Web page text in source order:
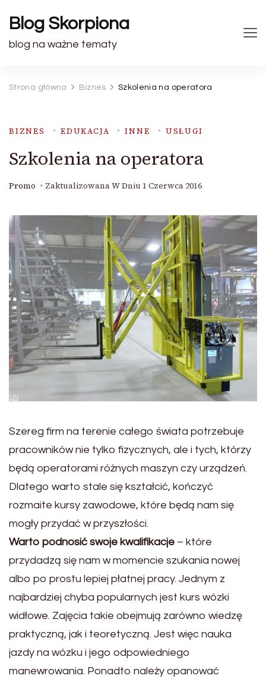
Blog Skorpiona
blog na ważne tematy
Strona główna Biznes Szkolenia na operatora
BIZNES EDUKACJA INNE USŁUGI
Szkolenia na operatora
Promo Zaktualizowana W Dniu 1 Czerwca 2016
Szereg firm na terenie całego świata potrzebuje
pracowników nie tylko fizycznych, ale i tych, którzy
będą operatorami różnych maszyn czy urządzeń.
Dlatego warto stale się kształcić, kończyć
rozmaite kursy zawodowe, które będą nam się
mogły przydać w przyszłości.
Warto podnosić swoje kwalifikacje – które
przydadzą się nam w momencie szukania nowej
albo po prostu lepiej płatnej pracy. Jednym z
najbardziej chyba popularnych jest kurs wózki
widłowe. Zajęcia takie obejmują zarówno wiedzę
praktyczną, jak i teoretyczną. Jest więc nauka
jazdy na wózku i jego odpowiedniego
manewrowania. Ponadto należy opanować